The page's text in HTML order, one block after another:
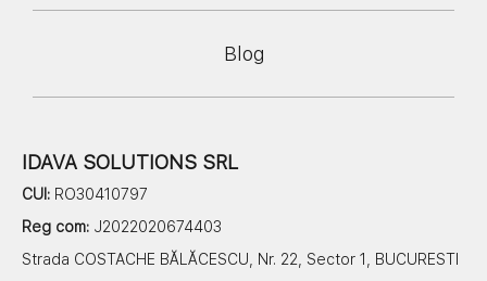
Blog
IDAVA SOLUTIONS SRL
CUI: RO30410797
Reg com: J2022020674403
Strada COSTACHE BĂLĂCESCU, Nr. 22, Sector 1, BUCURESTI